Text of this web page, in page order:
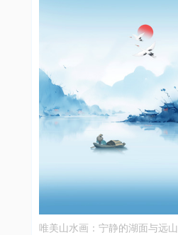
唯美山水画：宁静的湖面与远山